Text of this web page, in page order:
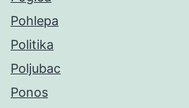
Pohlepa
Politika
Poljubac
Ponos